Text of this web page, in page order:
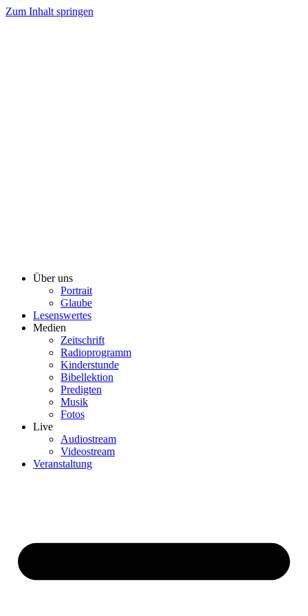
Zum Inhalt springen
Über uns
Portrait
Glaube
Lesenswertes
Medien
Zeitschrift
Radioprogramm
Kinderstunde
Bibellektion
Predigten
Musik
Fotos
Live
Audiostream
Videostream
Veranstaltung